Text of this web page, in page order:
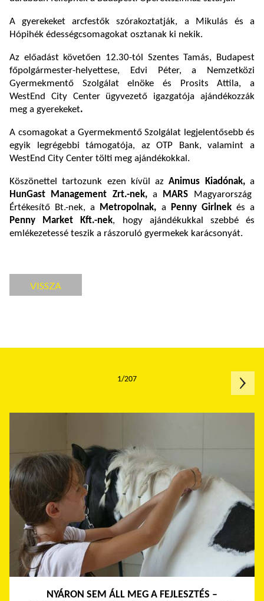
A gyerekeket arcfestők szórakoztatják, a Mikulás és a
Hópihék édességcsomagokat osztanak ki nekik.
Az előadást követően 12.30-tól Szentes Tamás, Budapest
főpolgármester-helyettese, Edvi Péter, a Nemzetközi
Gyermekmentő Szolgálat elnöke és Prosits Attila, a
WestEnd City Center ügyvezető igazgatója ajándékozzák
meg a gyerekeket.
A csomagokat a Gyermekmentő Szolgálat legjelentősebb és
egyik legrégebbi támogatója, az OTP Bank, valamint a
WestEnd City Center tölti meg ajándékokkal.
Köszönettel tartozunk ezen kívül az Animus Kiadónak,a
HunGast Management Zrt.-nek,a MARS Magyarország
Értékesítő Bt.-nek, a Metropolnak, aPenny Girlnek és a
Penny Market Kft.-nek, hogy ajándékukkal szebbé és
emlékezetessé teszik a rászoruló gyermekek karácsonyát.
VISSZA
NYÁRON SEM ÁLL MEG A FEJLESZTÉS –
1/207